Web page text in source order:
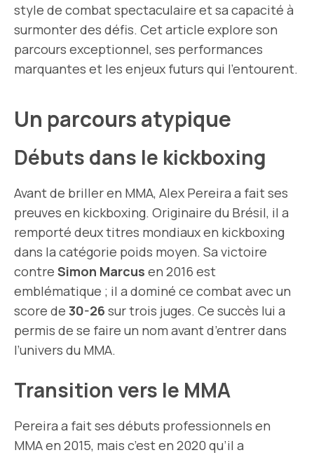
style de combat spectaculaire et sa capacité à
surmonter des défis. Cet article explore son
parcours exceptionnel, ses performances
marquantes et les enjeux futurs qui l’entourent.
Un parcours atypique
Débuts dans le kickboxing
Avant de briller en MMA, Alex Pereira a fait ses
preuves en kickboxing. Originaire du Brésil, il a
remporté deux titres mondiaux en kickboxing
dans la catégorie poids moyen. Sa victoire
contre Simon Marcus en 2016 est
emblématique ; il a dominé ce combat avec un
score de 30-26 sur trois juges. Ce succès lui a
permis de se faire un nom avant d’entrer dans
l’univers du MMA.
Transition vers le MMA
Pereira a fait ses débuts professionnels en
MMA en 2015, mais c’est en 2020 qu’il a